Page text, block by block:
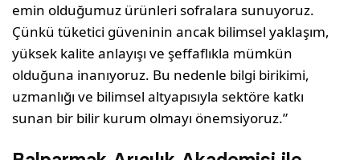
emin olduğumuz ürünleri sofralara sunuyoruz.
Çünkü tüketici güveninin ancak bilimsel yaklaşım,
yüksek kalite anlayışı ve şeffaflıkla mümkün
olduğuna inanıyoruz. Bu nedenle bilgi birikimi,
uzmanlığı ve bilimsel altyapısıyla sektöre katkı
sunan bir bilir kurum olmayı önemsiyoruz.”